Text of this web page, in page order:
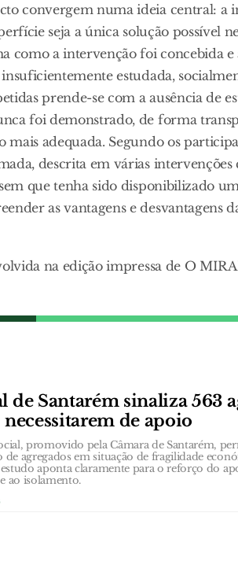
convergem numa ideia central: a
seja a única solução possível
como a intervenção foi concebida
estudada,
prende-se com a ausência de
foi demonstrado, de forma
mais adequada. Segundo os
descrita em várias intervenções
sem que tenha sido disponibilizado
as vantagens e desvantagens
na edição impressa de O
de Santarém sinaliza 563
de apoio
promovido pela Câmara de Santarém,
agregados em situação de fragilidade
aponta claramente para o reforço do
ao isolamento.